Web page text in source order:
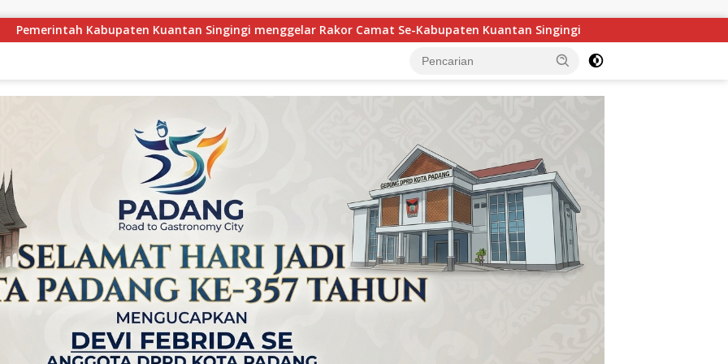
menggelar Rakor Camat Se-Kabupaten Kuantan Singingi Maigus Nasir Ajak Siswa SMA 1 Pertiwi Padang Raih